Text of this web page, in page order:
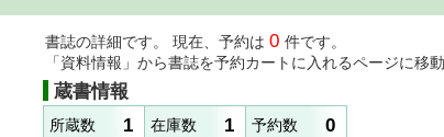
書誌の詳細です。 現在、予約は 0 件です。
「資料情報」から書誌を予約カートに入れるページに移動
蔵書情報
所蔵数 1 在庫数 1 予約数 0